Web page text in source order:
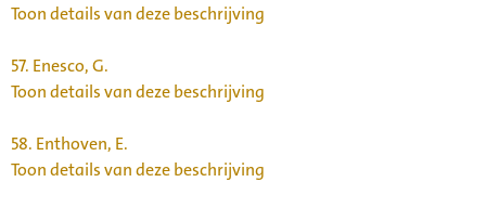
Toon details van deze beschrijving
57. Enesco, G.
Toon details van deze beschrijving
58. Enthoven, E.
Toon details van deze beschrijving